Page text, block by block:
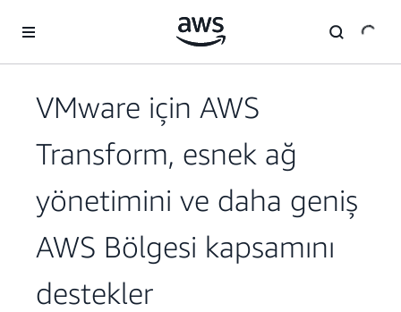
VMware için AWS
Transform, esnek ağ
yönetimini ve daha geniş
AWS Bölgesi kapsamını
destekler